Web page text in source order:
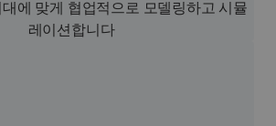
에 맞게 협업적으로 모델링하고 시뮬
레이션합니다